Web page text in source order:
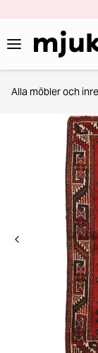
Alla möbler och